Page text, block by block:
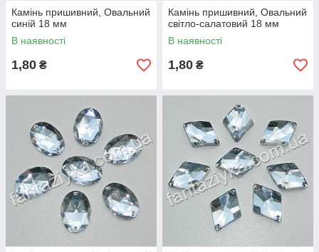
Камінь пришивний, Овальний
синій 18 мм
В наявності
1,80 ₴
Камінь пришивний, Овальний
світло-салатовий 18 мм
В наявності
1,80 ₴